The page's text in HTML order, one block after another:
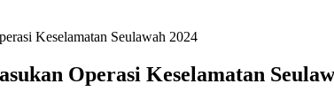
Keselamatan Seulawah 2024
Operasi Keselamatan